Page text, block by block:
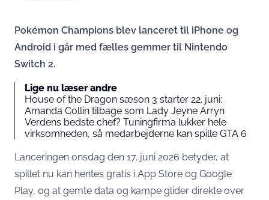
Pokémon Champions blev lanceret til iPhone og
Android i går med fælles gemmer til Nintendo
Switch 2.
Lige nu læser andre
House of the Dragon sæson 3 starter 22. juni:
Amanda Collin tilbage som Lady Jeyne Arryn
Verdens bedste chef? Tuningfirma lukker hele
virksomheden, så medarbejderne kan spille GTA 6
Lanceringen onsdag den 17. juni 2026 betyder, at
spillet nu kan hentes gratis i App Store og Google
Play, og at gemte data og kampe glider direkte over